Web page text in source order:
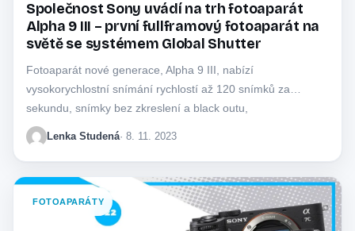
Společnost Sony uvádí na trh fotoaparát
Alpha 9 III – první fullframový fotoaparát na
světě se systémem Global Shutter
Fotoaparát nové generace, Alpha 9 III, nabízí
vysokorychlostní snímání rychlostí až 120 snímků za
sekundu, snímky bez zkreslení a black outu,
synchronizaci…
Lenka Studená· 8. 11. 2023
FOTOAPARÁTY